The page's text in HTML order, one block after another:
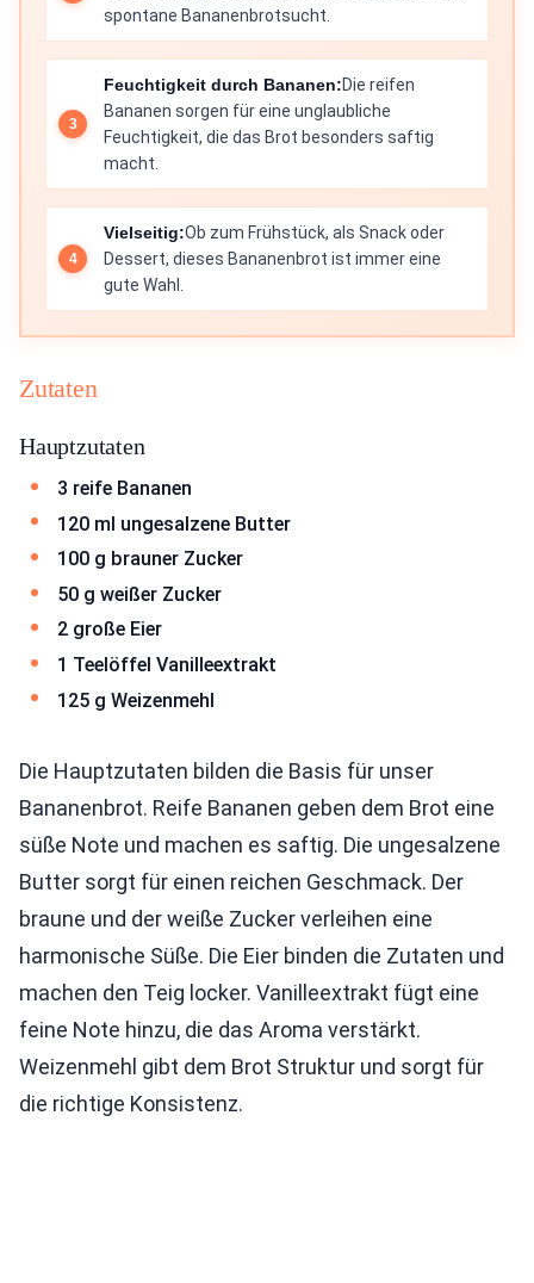
spontane Bananenbrotsucht.
Feuchtigkeit durch Bananen:Die reifen
Bananen sorgen für eine unglaubliche
Feuchtigkeit, die das Brot besonders saftig
macht.
Vielseitig:Ob zum Frühstück, als Snack oder
Dessert, dieses Bananenbrot ist immer eine
gute Wahl.
Zutaten
Hauptzutaten
3 reife Bananen
120 ml ungesalzene Butter
100 g brauner Zucker
50 g weißer Zucker
2 große Eier
1 Teelöffel Vanilleextrakt
125 g Weizenmehl
Die Hauptzutaten bilden die Basis für unser
Bananenbrot. Reife Bananen geben dem Brot eine
süße Note und machen es saftig. Die ungesalzene
Butter sorgt für einen reichen Geschmack. Der
braune und der weiße Zucker verleihen eine
harmonische Süße. Die Eier binden die Zutaten und
machen den Teig locker. Vanilleextrakt fügt eine
feine Note hinzu, die das Aroma verstärkt.
Weizenmehl gibt dem Brot Struktur und sorgt für
die richtige Konsistenz.